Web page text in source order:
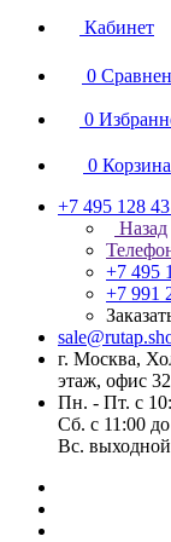
Кабинет
0
0
0 Корзина
+7 495 128
Назад
+7 495
+7 991
г. Москва,
этаж, офис
Пн. - Пт. с
Сб. с 11:00
Вс. выходной